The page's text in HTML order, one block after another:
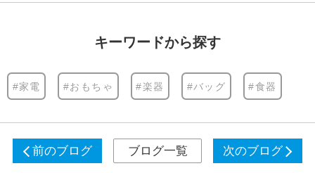
キーワードから探す
#家電 #おもちゃ #楽器 #バッグ #食器
前のブログ ブログ一覧 次のブログ